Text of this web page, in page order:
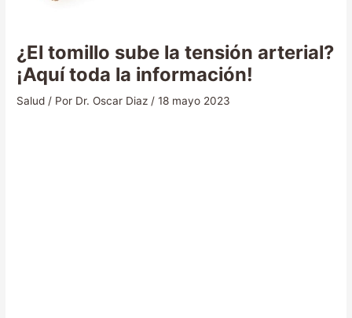
¿El tomillo sube la tensión arterial?
¡Aquí toda la información!
Salud / Por Dr. Oscar Diaz /18 mayo 2023